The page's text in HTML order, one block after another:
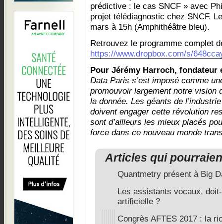
prédictive : le cas SNCF » avec
projet télédiagnostic chez SNCF.
mars à 15h (Amphithéâtre bleu).
Retrouvez le programme complet
https://www.dropbox.com/s/
Pour Jérémy Harroch, fondateur
Data Paris s’est imposé comme
promouvoir largement notre vision
la donnée. Les géants de
doivent engager cette révolution
sont d’ailleurs les mieux placés
force dans ce nouveau monde
Articles qui
Quantmetry présent à Big
Les assistants vocaux,
artificielle ?
Congrès AFTES 2017 : la